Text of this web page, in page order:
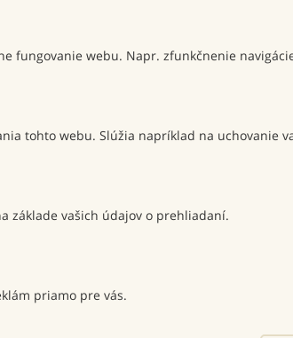
fungovanie webu. Napr. zfunkčnenie
tohto webu. Slúžia napríklad na uchovanie
základe vašich údajov o prehliadaní.
priamo pre vás.